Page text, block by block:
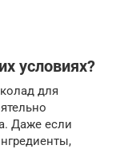
условиях?
для
Даже если